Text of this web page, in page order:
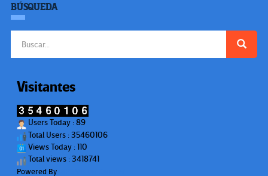
BÚSQUEDA
Visitantes
Users Today : 89
Total Users : 35460106
Views Today : 110
Total views : 3418741
Powered By